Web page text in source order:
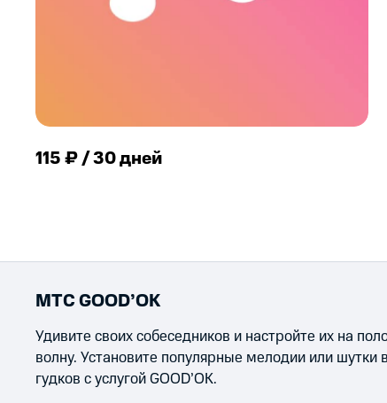
115 ₽ / 30 дней
МТС GOOD’OK
Удивите своих собеседников и настройте их на
волну. Установите популярные мелодии или шутки
гудков с услугой GOOD’OK.